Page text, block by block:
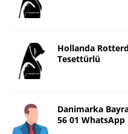
Hollanda
Tesettürlü
Danimarka
56 01 WhatsApp